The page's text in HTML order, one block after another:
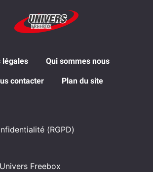
légales Qui sommes nous
contacter Plan du site
(RGPD)
Freebox